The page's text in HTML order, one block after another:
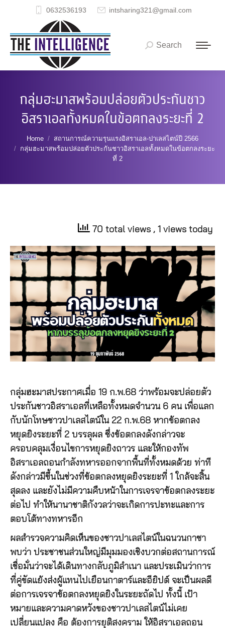
0632536193 intsharing321@gmail.com
Search:
Search
กลุ่มฮะมาสพร้อมปล่อยตัวประกันชาว
อิสราเอลทั้งหมดในข้อตกลงระยะที่ 2
You are here:
Home
สถานการณ์ความรุนแรงอิสราเอล-ปาเลสไตน์ปี 2566
กลุ่มฮะมาสพร้อมปล่อยตัวประกันชาวอิสราเอลทั้งหมดในข้อตกลงระยะ
ที่ 2
70 total views , 1 views today
กลุ่มฮะมาสประกาศเมื่อ 19 ก.พ.68 ว่าพร้อมจะปล่อยตัว
ประกันชาวอิสราเอลที่เหลือทั้งหมดจำนวน 6 คน เพื่อแลก
กับนักโทษชาวปาเลสไตน์ใน 22 ก.พ.68 หากข้อตกลง
หยุดยิงระยะที่ 2 บรรลุผล ซึ่งข้อตกลงดังกล่าวจะ
ครอบคลุมเงื่อนไขการหยุดยิงถาวร และให้กองทัพ
อิสราเอลถอนกำลังทหารออกจากพื้นที่ทั้งหมดด้วย ท่าที
ดังกล่าวมีขึ้นในช่วงที่ข้อตกลงหยุดยิงระยะที่ 1 ใกล้จะสิ้น
สุดลง และยังไม่มีความคืบหน้าในการเจรจาข้อตกลงระยะ
ต่อไป ทำให้นานาชาติกังวลว่าจะเกิดการปะทะและการ
ตอบโต้ทางทหารอีก
ผลสำรวจความคิดเห็นของชาวปาเลสไตน์ในฉนวนกาซา
พบว่า ประชาชนส่วนใหญ่มีมุมมองเชิงบวกต่อสถานการณ์
เชื่อมั่นว่าจะได้เดินทางกลับภูมิลำเนา และประเมินว่าการ
ที่คู่ขัดแย้งส่งผู้แทนไปเยือนกาตาร์และอียิปต์ จะเป็นผลดี
ต่อการเจรจาข้อตกลงหยุดยิงในระยะถัดไป ทั้งนี้ เป้า
หมายและความคาดหวังของชาวปาเลสไตน์ไม่เคย
เปลี่ยนแปลง คือ ต้องการยุติสงคราม ให้อิสราเอลถอน